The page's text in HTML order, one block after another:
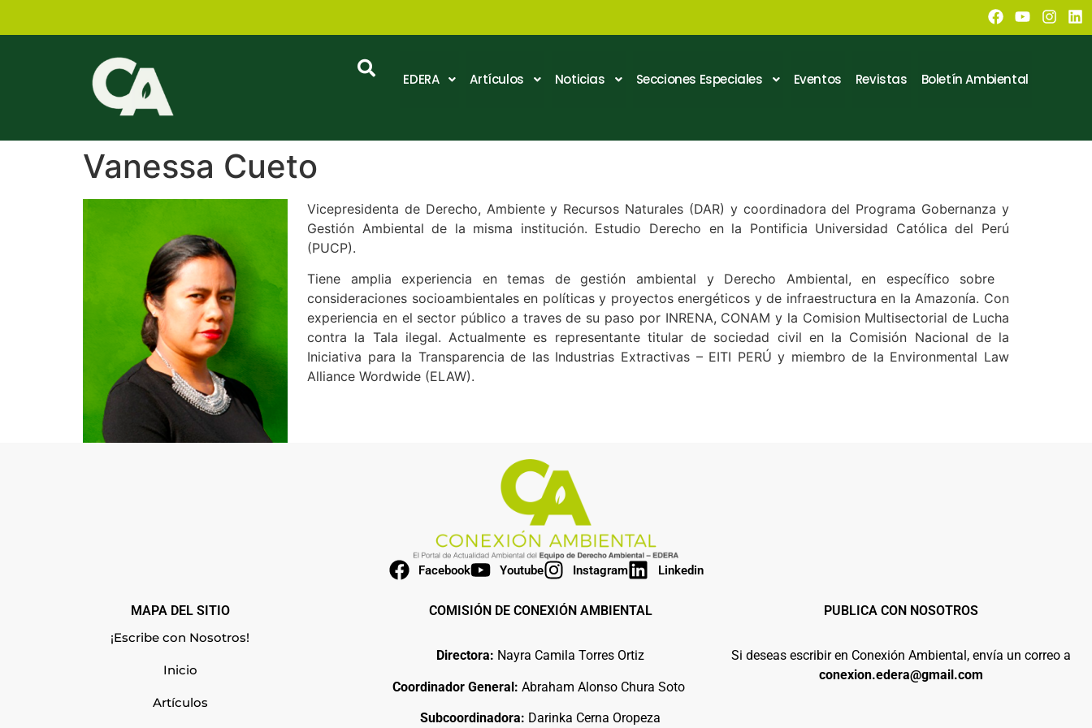
EDERA Artículos Noticias Secciones Especiales Eventos Revistas Boletín Ambiental
Vanessa Cueto
Vicepresidenta de Derecho, Ambiente y Recursos Naturales (DAR) y coordinadora del Programa Gobernanza y
Gestión Ambiental de la misma institución. Estudio Derecho en la Pontificia Universidad Católica del Perú
(PUCP).
Tiene amplia experiencia en temas de gestión ambiental y Derecho Ambiental, en específico sobre
consideraciones socioambientales en políticas y proyectos energéticos y de infraestructura en la Amazonía. Con
experiencia en el sector público a traves de su paso por INRENA, CONAM y la Comision Multisectorial de Lucha
contra la Tala ilegal. Actualmente es representante titular de sociedad civil en la Comisión Nacional de la
Iniciativa para la Transparencia de las Industrias Extractivas – EITI PERÚ y miembro de la Environmental Law
Alliance Wordwide (ELAW).
Facebook Youtube Instagram Linkedin
MAPA DEL SITIO
¡Escribe con Nosotros!
Inicio
Artículos
COMISIÓN DE CONEXIÓN AMBIENTAL
Directora: Nayra Camila Torres Ortiz
Coordinador General:Abraham Alonso Chura Soto
Subcoordinadora: Darinka Cerna Oropeza
PUBLICA CON NOSOTROS
Si deseas escribir en Conexión Ambiental, envía un correo a
conexion.edera@gmail.com